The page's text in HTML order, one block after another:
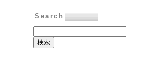
Search